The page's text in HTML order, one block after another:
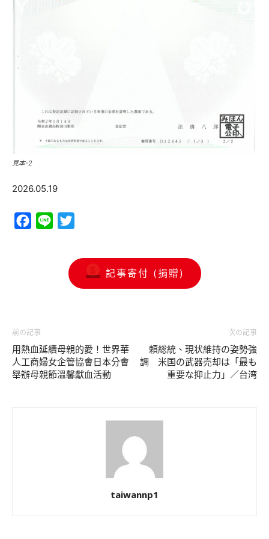
見本-2
2026.05.19
Facebook
Line
記事寄付 (捐贈)
前の記事
用熱血延續母親的愛！世界華
人工商婦女企管協會日本分會
舉辦母親節溫馨獻血活動
次の記事
頼総統、現状維持の姿勢強
調 米国の武器売却は「最も
重要な抑止力」／台湾
taiwannp1